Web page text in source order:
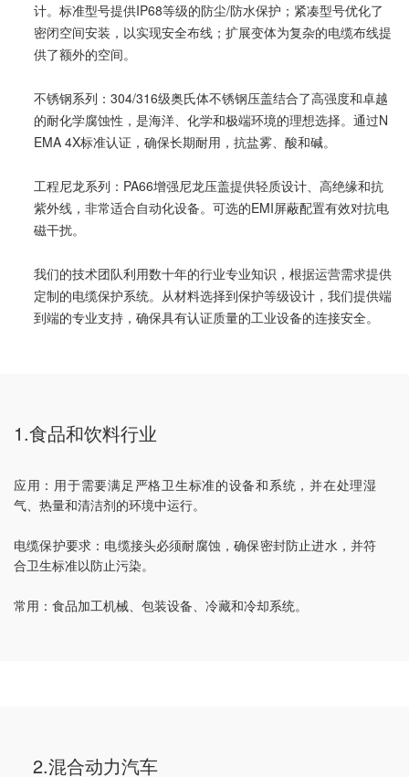
计。标准型号提供IP68等级的防尘/防水保护；紧凑型号优化了
密闭空间安装，以实现安全布线；扩展变体为复杂的电缆布线提
供了额外的空间。
不锈钢系列：304/316级奥氏体不锈钢压盖结合了高强度和卓越
的耐化学腐蚀性，是海洋、化学和极端环境的理想选择。通过N
EMA 4X标准认证，确保长期耐用，抗盐雾、酸和碱。
工程尼龙系列：PA66增强尼龙压盖提供轻质设计、高绝缘和抗
紫外线，非常适合自动化设备。可选的EMI屏蔽配置有效对抗电
磁干扰。
我们的技术团队利用数十年的行业专业知识，根据运营需求提供
定制的电缆保护系统。从材料选择到保护等级设计，我们提供端
到端的专业支持，确保具有认证质量的工业设备的连接安全。
1.食品和饮料行业
应用：用于需要满足严格卫生标准的设备和系统，并在处理湿
气、热量和清洁剂的环境中运行。
电缆保护要求：电缆接头必须耐腐蚀，确保密封防止进水，并符
合卫生标准以防止污染。
常用：食品加工机械、包装设备、冷藏和冷却系统。
2.混合动力汽车